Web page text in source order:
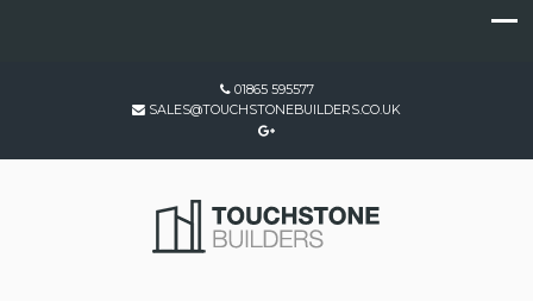
01865 595577
SALES@TOUCHSTONEBUILDERS.CO.UK